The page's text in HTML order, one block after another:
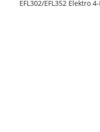
EFL302/EFL352 Elektro